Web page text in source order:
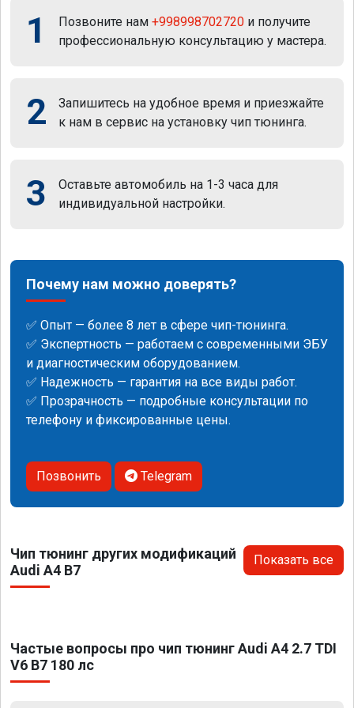
1 Позвоните нам +998998702720 и получите
профессиональную консультацию у мастера.
2
Запишитесь на удобное время и приезжайте
к нам в сервис на установку чип тюнинга.
3
Оставьте автомобиль на 1-3 часа для
индивидуальной настройки.
Почему нам можно доверять?
✅ Опыт — более 8 лет в сфере чип-тюнинга.
✅ Экспертность — работаем с современными ЭБУ
и диагностическим оборудованием.
✅ Надежность — гарантия на все виды работ.
✅ Прозрачность — подробные консультации по
телефону и фиксированные цены.
Позвонить Telegram
Чип тюнинг других модификаций
Audi A4 B7
Показать все
Частые вопросы про чип тюнинг Audi A4 2.7 TDI
V6 B7 180 лс